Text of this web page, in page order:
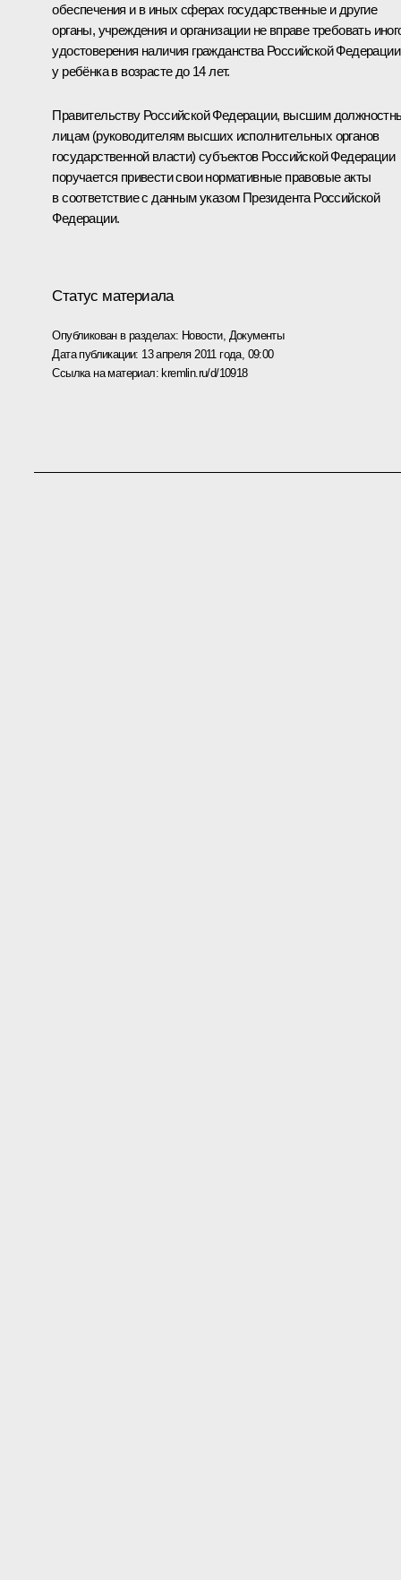
обеспечения и в иных сферах государственные и другие
органы, учреждения и организации не вправе требовать
удостоверения наличия гражданства Российской Федерации
у ребёнка в возрасте до 14 лет.
Правительству Российской Федерации, высшим
лицам (руководителям высших исполнительных органов
государственной власти) субъектов Российской Федерации
поручается привести свои нормативные правовые акты
в соответствие с данным указом Президента Российской
Федерации.
Статус материала
Опубликован в разделах: Новости, Документы
Дата публикации: 13 апреля 2011 года, 09:00
Ссылка на материал: kremlin.ru/d/10918